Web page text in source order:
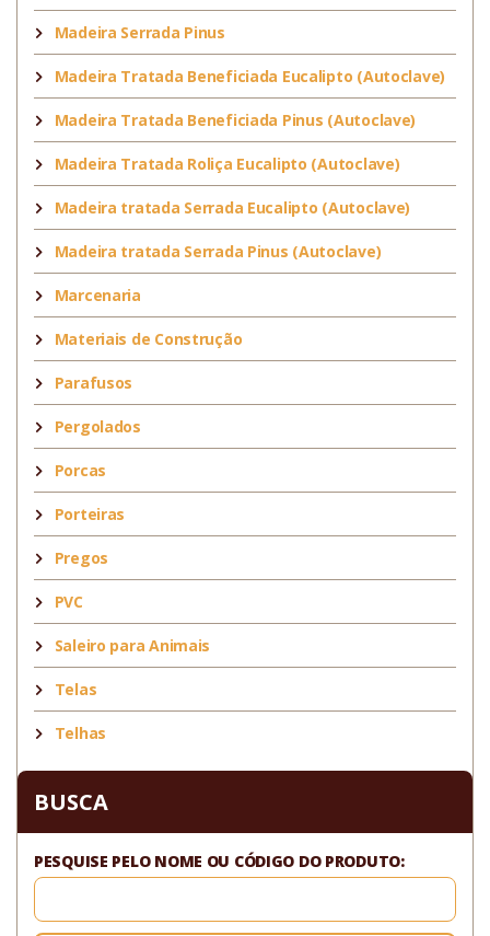
Madeira Serrada Pinus
Madeira Tratada Beneficiada Eucalipto (Autoclave)
Madeira Tratada Beneficiada Pinus (Autoclave)
Madeira Tratada Roliça Eucalipto (Autoclave)
Madeira tratada Serrada Eucalipto (Autoclave)
Madeira tratada Serrada Pinus (Autoclave)
Marcenaria
Materiais de Construção
Parafusos
Pergolados
Porcas
Porteiras
Pregos
PVC
Saleiro para Animais
Telas
Telhas
BUSCA
PESQUISE PELO NOME OU CÓDIGO DO PRODUTO: